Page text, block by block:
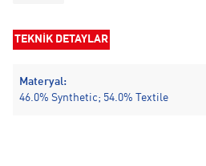
TEKNİK DETAYLAR
Materyal:
46.0% Synthetic; 54.0% Textile